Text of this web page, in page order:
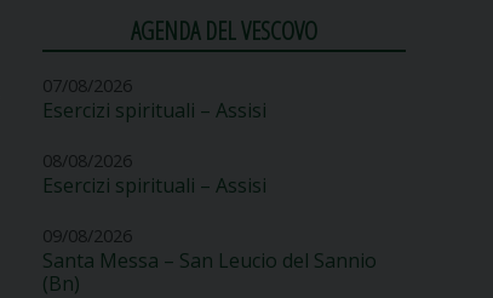
AGENDA DEL VESCOVO
07/08/2026
Esercizi spirituali – Assisi
08/08/2026
Esercizi spirituali – Assisi
09/08/2026
Santa Messa – San Leucio del Sannio
(Bn)